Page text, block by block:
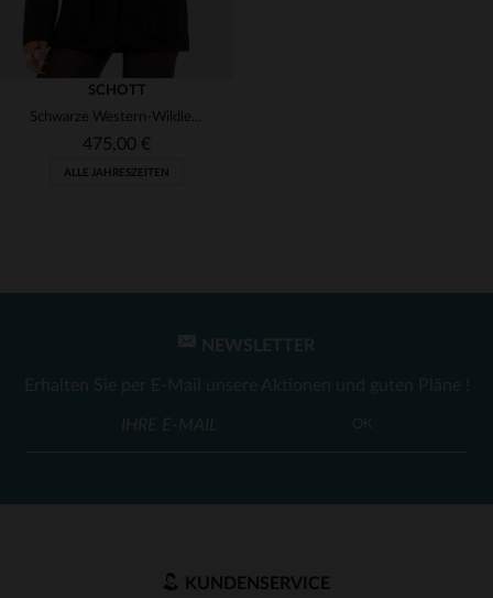
VERFÜGBARE GRÖSSEN
L
SCHOTT
Schwarze Western-Wildlederjacke mit Fransen
475,00 €
ALLE JAHRESZEITEN
NEWSLETTER
Erhalten Sie per E-Mail unsere Aktionen und guten Pläne !
OK
KUNDENSERVICE